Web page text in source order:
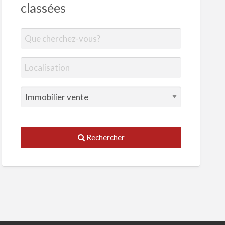
classées
Rechercher